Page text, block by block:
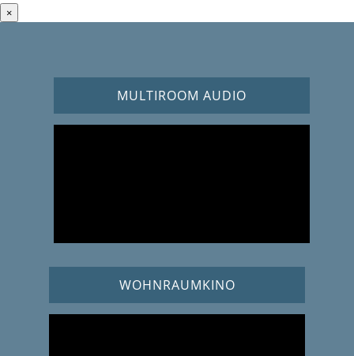
×
MULTIROOM AUDIO
WOHNRAUMKINO